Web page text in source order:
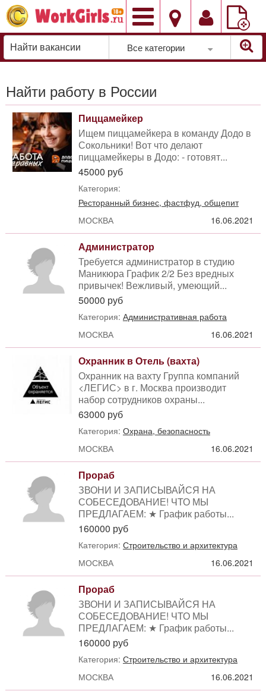
Добавить
вакансию
Все категории
Найти работу в России
Пиццамейкер
Ищем пиццамейкера в команду Додо в
Сокольники! Вот что делают
пиццамейкеры в Додо: - готовят...
45000 руб
Категория:
Ресторанный бизнес, фастфуд, общепит
МОСКВА
16.06.2021
Администратор
Требуется администратор в студию
Маникюра График 2/2 Без вредных
привычек! Вежливый, умеющий...
50000 руб
Категория: Административная работа
МОСКВА
16.06.2021
Охранник в Отель (вахта)
Охранник на вахту Группа компаний
<ЛЕГИС> в г. Москва производит
набор сотрудников охраны...
63000 руб
Категория: Охрана, безопасность
МОСКВА
16.06.2021
Прораб
ЗВОНИ И ЗАПИСЫВАЙСЯ НА
СОБЕСЕДОВАНИЕ! ЧТО МЫ
ПРЕДЛАГАЕМ: ★ График работы...
160000 руб
Категория: Строительство и архитектура
МОСКВА
16.06.2021
Прораб
ЗВОНИ И ЗАПИСЫВАЙСЯ НА
СОБЕСЕДОВАНИЕ! ЧТО МЫ
ПРЕДЛАГАЕМ: ★ График работы...
160000 руб
Категория: Строительство и архитектура
МОСКВА
16.06.2021